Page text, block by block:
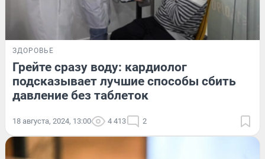
ЗДОРОВЬЕ
Грейте сразу воду: кардиолог
подсказывает лучшие способы сбить
давление без таблеток
18 августа, 2024, 13:00 4 413 2